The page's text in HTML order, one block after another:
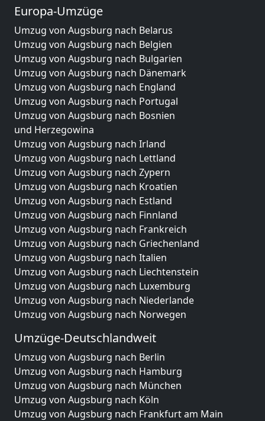
Europa-Umzüge
Umzug von Augsburg nach Belarus
Umzug von Augsburg nach Belgien
Umzug von Augsburg nach Bulgarien
Umzug von Augsburg nach Dänemark
Umzug von Augsburg nach England
Umzug von Augsburg nach Portugal
Umzug von Augsburg nach Bosnien
und Herzegowina
Umzug von Augsburg nach Irland
Umzug von Augsburg nach Lettland
Umzug von Augsburg nach Zypern
Umzug von Augsburg nach Kroatien
Umzug von Augsburg nach Estland
Umzug von Augsburg nach Finnland
Umzug von Augsburg nach Frankreich
Umzug von Augsburg nach Griechenland
Umzug von Augsburg nach Italien
Umzug von Augsburg nach Liechtenstein
Umzug von Augsburg nach Luxemburg
Umzug von Augsburg nach Niederlande
Umzug von Augsburg nach Norwegen
Umzüge-Deutschlandweit
Umzug von Augsburg nach Berlin
Umzug von Augsburg nach Hamburg
Umzug von Augsburg nach München
Umzug von Augsburg nach Köln
Umzug von Augsburg nach Frankfurt am Main